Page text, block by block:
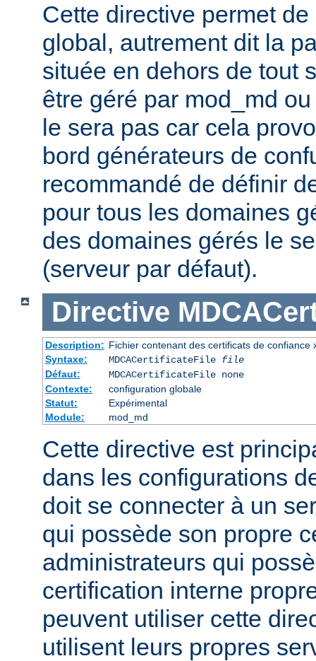
Cette directive permet
global, autrement dit la
située en dehors de tout
être géré par mod_md
le sera pas car cela
bord générateurs de
recommandé de définir
pour tous les domaines
des domaines gérés le
(serveur par défaut).
Directive
Description: Fichier contenant des certificats de confiance
Syntaxe:
MDCACertificateFile file
Défaut:
MDCACertificateFile none
Contexte:
configuration globale
Statut:
Expérimental
Module:
mod_md
Cette directive est
dans les configurations
doit se connecter à un
qui possède son propre
administrateurs qui
certification interne
peuvent utiliser cette
utilisent leurs propres